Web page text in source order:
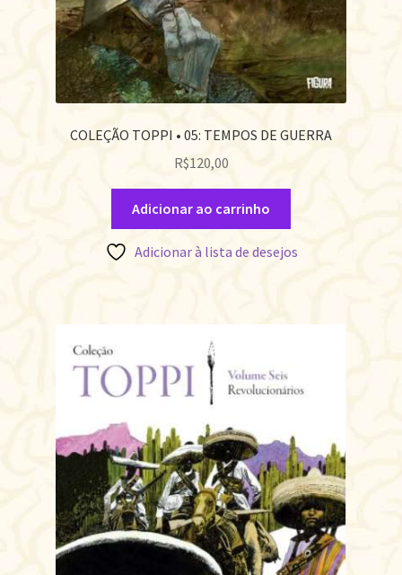
COLEÇÃO TOPPI • 05: TEMPOS DE GUERRA
R$120,00
Adicionar ao carrinho
Adicionar à lista de desejos